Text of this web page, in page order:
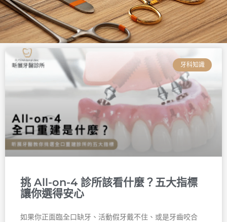
牙科知識
挑 All-on-4 診所該看什麼？五大指標
讓你選得安心
如果你正面臨全口缺牙、活動假牙戴不住、或是牙齒咬合
面